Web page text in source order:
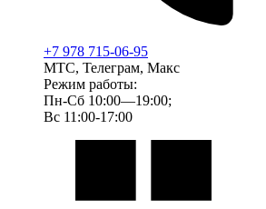
+7 978 715-06-95
МТС, Телеграм, Макс
Режим работы:
Пн-Сб 10:00—19:00;
Вс 11:00-17:00